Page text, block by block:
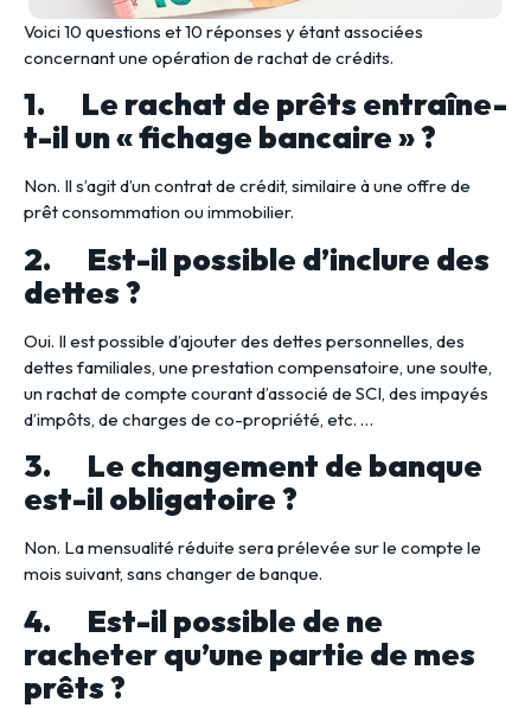
Voici 10 questions et 10 réponses y étant associées
concernant une opération de rachat de crédits.
1. Le rachat de prêts entraîne-
t-il un « fichage bancaire » ?
Non. Il s’agit d’un contrat de crédit, similaire à une offre de
prêt consommation ou immobilier.
2. Est-il possible d’inclure des
dettes ?
Oui. Il est possible d’ajouter des dettes personnelles, des
dettes familiales, une prestation compensatoire, une soulte,
un rachat de compte courant d’associé de SCI, des impayés
d’impôts, de charges de co-propriété, etc. …
3. Le changement de banque
est-il obligatoire ?
Non. La mensualité réduite sera prélevée sur le compte le
mois suivant, sans changer de banque.
4. Est-il possible de ne
racheter qu’une partie de mes
prêts ?